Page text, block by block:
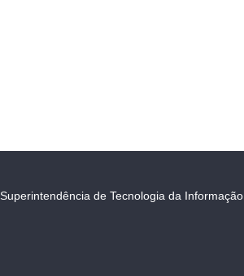
Superintendência de Tecnologia da Informação